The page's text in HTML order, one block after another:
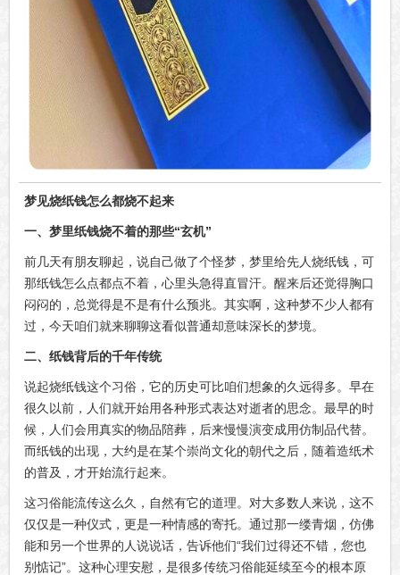
梦见烧纸钱怎么都烧不起来
一、梦里纸钱烧不着的那些“玄机”
前几天有朋友聊起，说自己做了个怪梦，梦里给先人烧纸钱，可
那纸钱怎么点都点不着，心里头急得直冒汗。醒来后还觉得胸口
闷闷的，总觉得是不是有什么预兆。其实啊，这种梦不少人都有
过，今天咱们就来聊聊这看似普通却意味深长的梦境。
二、纸钱背后的千年传统
说起烧纸钱这个习俗，它的历史可比咱们想象的久远得多。早在
很久以前，人们就开始用各种形式表达对逝者的思念。最早的时
候，人们会用真实的物品陪葬，后来慢慢演变成用仿制品代替。
而纸钱的出现，大约是在某个崇尚文化的朝代之后，随着造纸术
的普及，才开始流行起来。
这习俗能流传这么久，自然有它的道理。对大多数人来说，这不
仅仅是一种仪式，更是一种情感的寄托。通过那一缕青烟，仿佛
能和另一个世界的人说说话，告诉他们“我们过得还不错，您也
别惦记”。这种心理安慰，是很多传统习俗能延续至今的根本原